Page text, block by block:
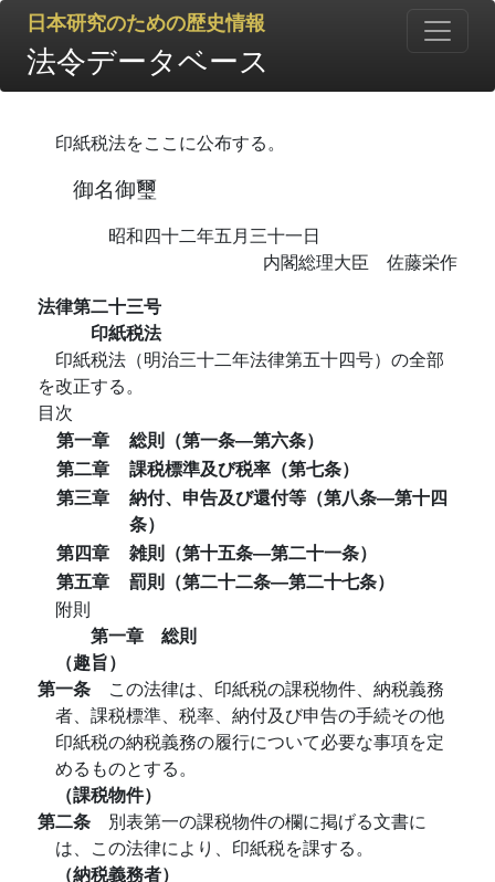
日本研究のための歴史情報
法令データベース
印紙税法をここに公布する。
御名御璽
昭和四十二年五月三十一日
内閣総理大臣 佐藤栄作
法律第二十三号
印紙税法
印紙税法（明治三十二年法律第五十四号）の全部
を改正する。
目次
第一章
総則（第一条―第六条）
第二章
課税標準及び税率（第七条）
第三章
納付、申告及び還付等（第八条―第十四
条）
第四章
雑則（第十五条―第二十一条）
第五章
罰則（第二十二条―第二十七条）
附則
第一章 総則
（趣旨）
第一条 この法律は、印紙税の課税物件、納税義務
者、課税標準、税率、納付及び申告の手続その他
印紙税の納税義務の履行について必要な事項を定
めるものとする。
（課税物件）
第二条 別表第一の課税物件の欄に掲げる文書に
は、この法律により、印紙税を課する。
（納税義務者）